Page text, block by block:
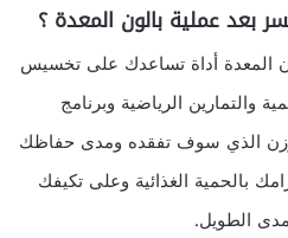
بعد عملية بالون المعدة ؟
المعدة أداة تساعدك على تخسيس
والتمارين الرياضية وبرنامج
الذي سوف تفقده ومدى حفاظك
بالحمية الغذائية وعلى تكيفك
الطويل.